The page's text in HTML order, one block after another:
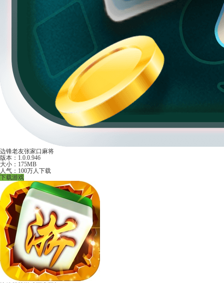
边锋老友张家口麻将
版本：1.0.0.946
大小：175MB
人气：100万人下载
下载游戏